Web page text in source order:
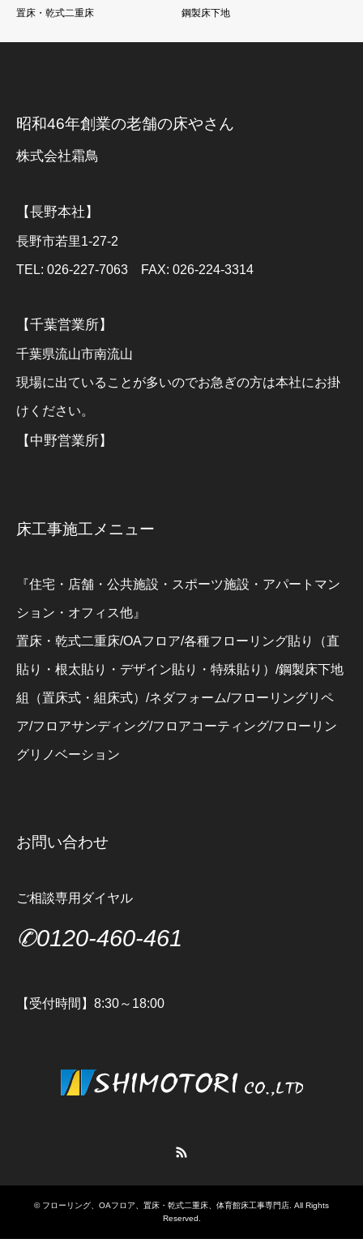
置床・乾式二重床
鋼製床下地
昭和46年創業の老舗の床やさん
株式会社霜鳥
【長野本社】
長野市若里1-27-2
TEL: 026-227-7063 FAX: 026-224-3314
【千葉営業所】
千葉県流山市南流山
現場に出ていることが多いのでお急ぎの方は本社にお掛
けください。
【中野営業所】
床工事施工メニュー
『住宅・店舗・公共施設・スポーツ施設・アパートマン
ション・オフィス他』
置床・乾式二重床/OAフロア/各種フローリング貼り（直
貼り・根太貼り・デザイン貼り・特殊貼り）/鋼製床下地
組（置床式・組床式）/ネダフォーム/フローリングリペ
ア/フロアサンディング/フロアコーティング/フローリン
グリノベーション
お問い合わせ
ご相談専用ダイヤル
✆0120-460-461
【受付時間】8:30～18:00
© フローリング、OAフロア、置床・乾式二重床、体育館床工事専門店 . All Rights
Reserved.